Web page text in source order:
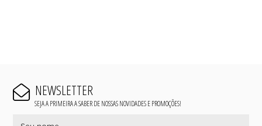
NEWSLETTER
SEJA A PRIMEIRA A SABER DE NOSSAS NOVIDADES E PROMOÇÕES!